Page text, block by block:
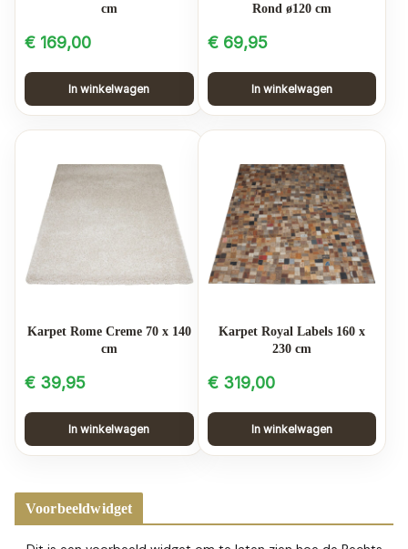
cm
€ 169,00
In winkelwagen
Rond ø120 cm
€69,95
In winkelwagen
Karpet Rome Creme 70 x 140
cm
€ 39,95
In winkelwagen
Karpet Royal Labels 160 x
230 cm
€319,00
In winkelwagen
Voorbeeldwidget